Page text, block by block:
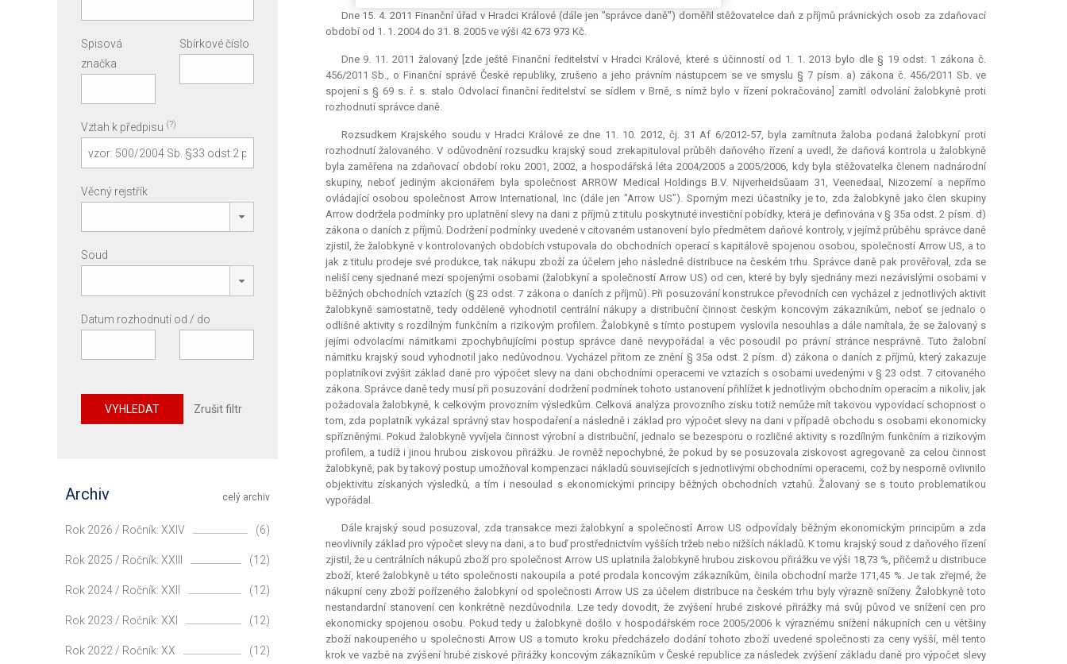
Dne 15. 4. 2011 Finanční úřad v Hradci Králové (dále jen "správce daně") doměřil stěžovatelce daň z příjmů právnických osob za zdaňovací
období od 1. 1. 2004 do 31. 8. 2005 ve výši 42 673 973 Kč.
Dne 9. 11. 2011 žalovaný [zde ještě Finanční ředitelství v Hradci Králové, které s účinností od 1. 1. 2013 bylo dle § 19 odst. 1 zákona č.
456/2011 Sb., o Finanční správě České republiky, zrušeno a jeho právním nástupcem se ve smyslu § 7 písm. a) zákona č. 456/2011 Sb. ve
spojení s § 69 s. ř. s. stalo Odvolací finanční ředitelství se sídlem v Brně, s nímž bylo v řízení pokračováno] zamítl odvolání žalobkyně proti
rozhodnutí správce daně.
Rozsudkem Krajského soudu v Hradci Králové ze dne 11. 10. 2012, čj. 31 Af 6/2012-57, byla zamítnuta žaloba podaná žalobkyní proti
rozhodnutí žalovaného. V odůvodnění rozsudku krajský soud zrekapituloval průběh daňového řízení a uvedl, že daňová kontrola u žalobkyně
byla zaměřena na zdaňovací období roku 2001, 2002, a hospodářská léta 2004/2005 a 2005/2006, kdy byla stěžovatelka členem nadnárodní
skupiny, neboť jediným akcionářem byla společnost ARROW Medical Holdings B.V. Nijverheidsůaam 31, Veenedaal, Nizozemí a nepřímo
ovládající osobou společnost Arrow International, Inc (dále jen "Arrow US"). Sporným mezi účastníky je to, zda žalobkyně jako člen skupiny
Arrow dodržela podmínky pro uplatnění slevy na dani z příjmů z titulu poskytnuté investiční pobídky, která je definována v § 35a odst. 2 písm. d)
zákona o daních z příjmů. Dodržení podmínky uvedené v citovaném ustanovení bylo předmětem daňové kontroly, v jejímž průběhu správce daně
zjistil, že žalobkyně v kontrolovaných obdobích vstupovala do obchodních operací s kapitálově spojenou osobou, společností Arrow US, a to
jak z titulu prodeje své produkce, tak nákupu zboží za účelem jeho následné distribuce na českém trhu. Správce daně pak prověřoval, zda se
neliší ceny sjednané mezi spojenými osobami (žalobkyní a společností Arrow US) od cen, které by byly sjednány mezi nezávislými osobami v
běžných obchodních vztazích (§ 23 odst. 7 zákona o daních z příjmů). Při posuzování konstrukce převodních cen vycházel z jednotlivých aktivit
žalobkyně samostatně, tedy odděleně vyhodnotil centrální nákupy a distribuční činnost českým koncovým zákazníkům, neboť se jednalo o
odlišné aktivity s rozdílným funkčním a rizikovým profilem. Žalobkyně s tímto postupem vyslovila nesouhlas a dále namítala, že se žalovaný s
jejími odvolacími námitkami zpochybňujícími postup správce daně nevypořádal a věc posoudil po právní stránce nesprávně. Tuto žalobní
námitku krajský soud vyhodnotil jako nedůvodnou. Vycházel přitom ze znění § 35a odst. 2 písm. d) zákona o daních z příjmů, který zakazuje
poplatníkovi zvýšit základ daně pro výpočet slevy na dani obchodními operacemi ve vztazích s osobami uvedenými v § 23 odst. 7 citovaného
zákona. Správce daně tedy musí při posuzování dodržení podmínek tohoto ustanovení přihlížet k jednotlivým obchodním operacím a nikoliv, jak
požadovala žalobkyně, k celkovým provozním výsledkům. Celková analýza provozního zisku totiž nemůže mít takovou vypovídací schopnost o
tom, zda poplatník vykázal správný stav hospodaření a následně i základ pro výpočet slevy na dani v případě obchodu s osobami ekonomicky
spřízněnými. Pokud žalobkyně vyvíjela činnost výrobní a distribuční, jednalo se bezesporu o rozličné aktivity s rozdílným funkčním a rizikovým
profilem, a tudíž i jinou hrubou ziskovou přirážku. Je rovněž nepochybné, že pokud by se posuzovala ziskovost agregovaně za celou činnost
žalobkyně, pak by takový postup umožňoval kompenzaci nákladů souvisejících s jednotlivými obchodními operacemi, což by nesporně ovlivnilo
objektivitu získaných výsledků, a tím i nesoulad s ekonomickými principy běžných obchodních vztahů. Žalovaný se s touto problematikou
vypořádal.
Dále krajský soud posuzoval, zda transakce mezi žalobkyní a společností Arrow US odpovídaly běžným ekonomickým principům a zda
neovlivnily základ pro výpočet slevy na dani, a to buď prostřednictvím vyšších tržeb nebo nižších nákladů. K tomu krajský soud z daňového řízení
zjistil, že u centrálních nákupů zboží pro společnost Arrow US uplatnila žalobkyně hrubou ziskovou přirážku ve výši 18,73 %, přičemž u distribuce
zboží, které žalobkyně u této společnosti nakoupila a poté prodala koncovým zákazníkům, činila obchodní marže 171,45 %. Je tak zřejmé, že
nákupní ceny zboží pořízeného žalobkyní od společnosti Arrow US za účelem distribuce na českém trhu byly výrazně sníženy. Žalobkyně toto
nestandardní stanovení cen konkrétně nezdůvodnila. Lze tedy dovodit, že zvýšení hrubé ziskové přirážky má svůj původ ve snížení cen pro
ekonomicky spojenou osobu. Pokud tedy u žalobkyně došlo v hospodářském roce 2005/2006 k výraznému snížení nákupních cen u většiny
zboží nakoupeného u společnosti Arrow US a tomuto kroku předcházelo dodání tohoto zboží uvedené společnosti za ceny vyšší, měl tento
krok ve vazbě na zvýšení hrubé ziskové přirážky koncovým zákazníkům v České republice za následek zvýšení základu daně pro výpočet slevy
Spisová
značka
Sbírkové číslo
Vztah k předpisu (?)
Věcný rejstřík
Soud
Datum rozhodnutí od / do
VYHLEDAT Zrušit filtr
celý archiv
Archiv
Rok 2026 / Ročník: XXIV (6)
Rok 2025 / Ročník: XXIII (12)
Rok 2024 / Ročník: XXII (12)
Rok 2023 / Ročník: XXI (12)
Rok 2022 / Ročník: XX (12)